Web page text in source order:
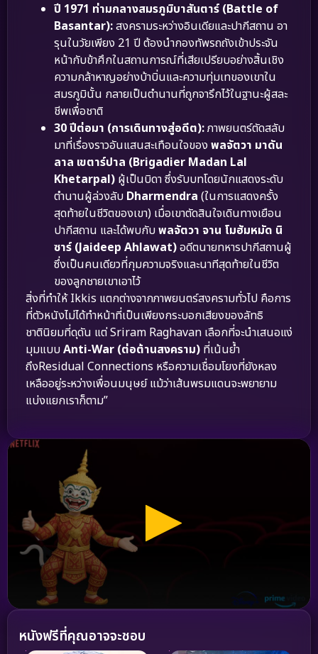
ปี 1971 ท่ามกลางสมรภูมิบาสันตาร์ (Battle of
Basantar):สงครามระหว่างอินเดียและปากีสถาน อา
รุนในวัยเพียง 21 ปี ต้องนำกองทัพรถถังเข้าประจัน
หน้ากับข้าศึกในสถานการณ์ที่เสียเปรียบอย่างสิ้นเชิง
ความกล้าหาญอย่างบ้าบิ่นและความทุ่มเทของเขาใน
สมรภูมินั้น กลายเป็นตำนานที่ถูกจารึกไว้ในฐานะผู้สละ
ชีพเพื่อชาติ
30 ปีต่อมา (การเดินทางสู่อดีต):ภาพยนตร์ตัดสลับ
มาที่เรื่องราวอันแสนสะเทือนใจของ พลจัตวา มาดัน
ลาล เขตาร์ปาล (Brigadier Madan Lal
Khetarpal) ผู้เป็นบิดา ซึ่งรับบทโดยนักแสดงระดับ
ตำนานผู้ล่วงลับ Dharmendra (ในการแสดงครั้ง
สุดท้ายในชีวิตของเขา) เมื่อเขาตัดสินใจเดินทางเยือน
ปากีสถาน และได้พบกับพลจัตวา จาน โมฮัมหมัด นิ
ซาร์ (Jaideep Ahlawat)อดีตนายทหารปากีสถานผู้
ซึ่งเป็นคนเดียวที่กุมความจริงและนาทีสุดท้ายในชีวิต
ของลูกชายเขาเอาไว้
สิ่งที่ทำให้ Ikkis แตกต่างจากภาพยนตร์สงครามทั่วไป คือการ
ที่ตัวหนังไม่ได้ทำหน้าที่เป็นเพียงกระบอกเสียงของลัทธิ
ชาตินิยมที่ดุดัน แต่ Sriram Raghavan เลือกที่จะนำเสนอแง่
มุมแบบAnti-War (ต่อต้านสงคราม) ที่เน้นย้ำ
ถึงResidual Connections หรือความเชื่อมโยงที่ยังหลง
เหลืออยู่ระหว่างเพื่อนมนุษย์ แม้ว่าเส้นพรมแดนจะพยายาม
แบ่งแยกเราก็ตาม”
หนังฟรีที่คุณอาจจะชอบ